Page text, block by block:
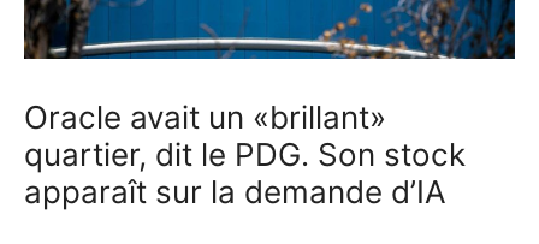
Oracle avait un «brillant»
quartier, dit le PDG. Son stock
apparaît sur la demande d’IA